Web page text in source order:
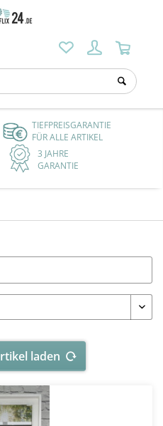
TIEFPREISGARANTIE
FÜR ALLE ARTIKEL
3 JAHRE
GARANTIE
laden